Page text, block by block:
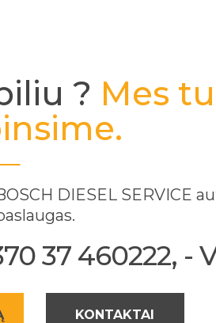
? Mes
DIESEL SERVICE
37 460222, -
KONTAKTAI